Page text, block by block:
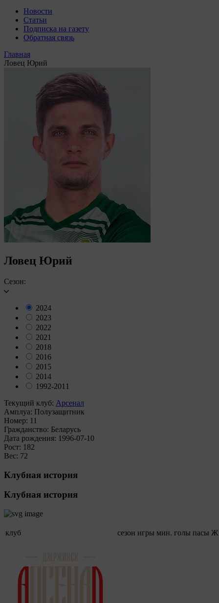
Новости
Статьи
Подписка на газету
Обратная связь
Главная
Ловец Юрий
Ловец Юрий
Сезон:
2024
2023
2022
2021
2018
2016
2015
2014
1992-2011
Текущий клуб: Арсенал
Амплуа: Полузащитник
Номер: 11
Гражданство: Беларусь
Дата рождения: 1996-07-10
Рост: 182
Вес: 72
Клубная история
Клубная история
клуб сезон игры мин. голы пасы Ж